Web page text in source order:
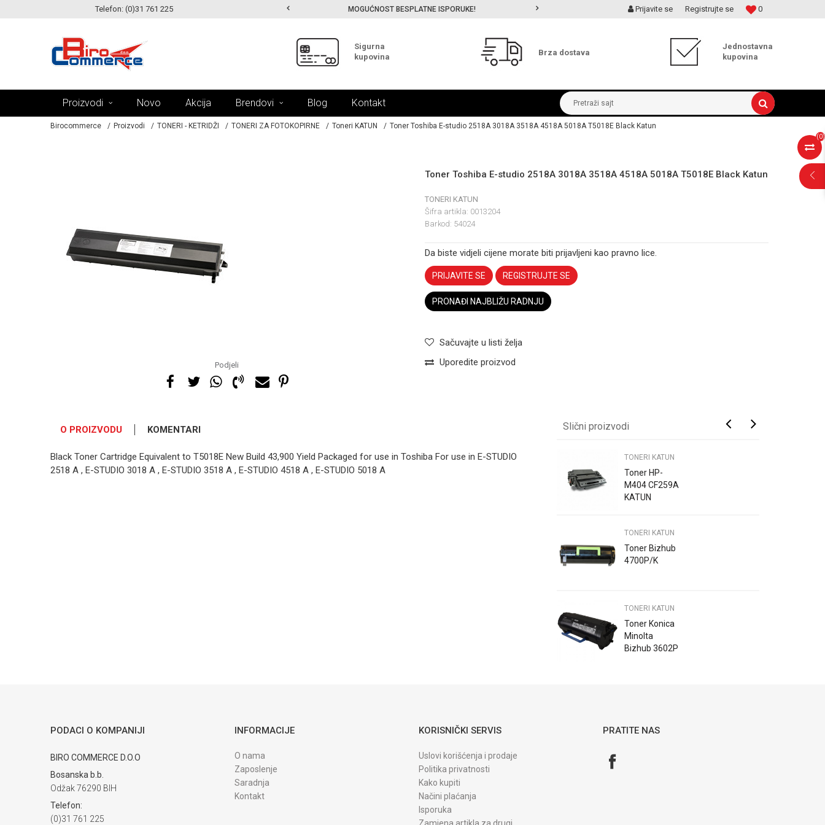
Telefon: (0)31 761 225
MOGUĆNOST ISPORUKE ZA 24H! MOGUĆNOST BESPLATNE ISPORUKE! MOGUĆNOST ISPORUKE ZA 24H! 0
Prijavite se Registrujte se
Sigurna
kupovina
Brza dostava
Jednostavna
kupovina
Proizvodi Novo Akcija Brendovi Blog Kontakt Pretraži sajt
(0)
Birocommerce Proizvodi TONERI - KETRIDŽI TONERI ZA FOTOKOPIRNE Toneri KATUN Toner Toshiba E-studio 2518A 3018A 3518A 4518A 5018A T5018E Black Katun
Podjeli
Toner Toshiba E-studio 2518A 3018A 3518A 4518A 5018A T5018E Black Katun
TONERI KATUN
Šifra artikla: 0013204
Barkod: 54024
Da biste vidjeli cijene morate biti prijavljeni kao pravno lice.
PRIJAVITE SE REGISTRUJTE SE
PRONAĐI NAJBLIŽU RADNJU
Sačuvajte u listi želja
Uporedite proizvod
O PROIZVODU KOMENTARI
Black Toner Cartridge Equivalent to T5018E New Build 43,900 Yield Packaged for use in Toshiba For use in E-STUDIO
2518 A , E-STUDIO 3018 A , E-STUDIO 3518 A , E-STUDIO 4518 A , E-STUDIO 5018 A
Slični proizvodi
TONERI KATUN TONERI KATUN
Toner HP-
M404 CF259A
KATUN
TONERI KATUN
Toner Bizhub
4700P/K
TONERI KATUN
Toner Konica
Minolta
Bizhub 3602P
PODACI O KOMPANIJI
BIRO COMMERCE D.O.O
Bosanska b.b.
Odžak 76290 BIH
Telefon:
(0)31 761 225
INFORMACIJE
O nama
Zaposlenje
Saradnja
Kontakt
KORISNIČKI SERVIS
Uslovi korišćenja i prodaje
Politika privatnosti
Kako kupiti
Načini plaćanja
Isporuka
PRATITE NAS